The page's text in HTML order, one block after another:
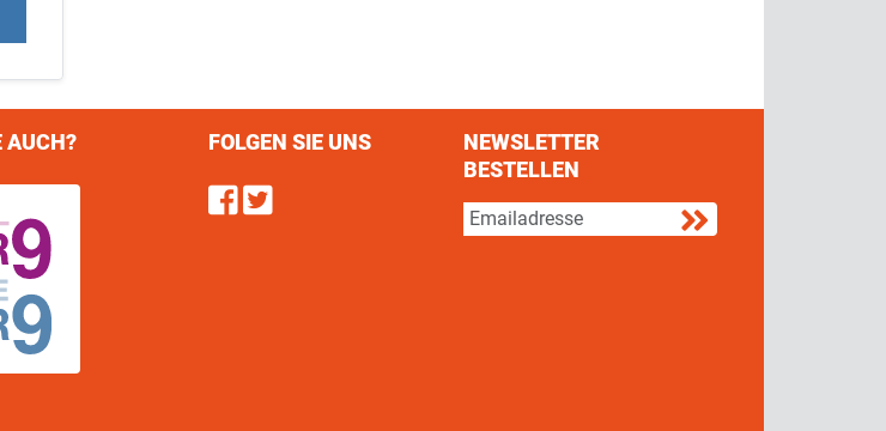
AUCH? FOLGEN SIE UNS
Find us on Facebook
Follow us on Twitter
NEWSLETTER
BESTELLEN